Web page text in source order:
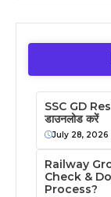
SSC GD
डाउनलोड करें
July 28, 2026
Railway
Check &
Process?